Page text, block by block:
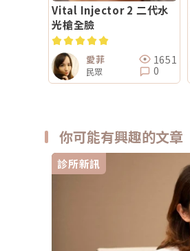
Vital Injector 2 二代水
光槍全臉
愛菲
民眾
1651
0
你可能有興趣的文章
診所新訊